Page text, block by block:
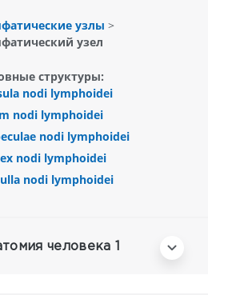
узлы >
узел
структуры:
nodi lymphoidei
nodi lymphoidei
nodi lymphoidei
nodi lymphoidei
nodi lymphoidei
человека 1